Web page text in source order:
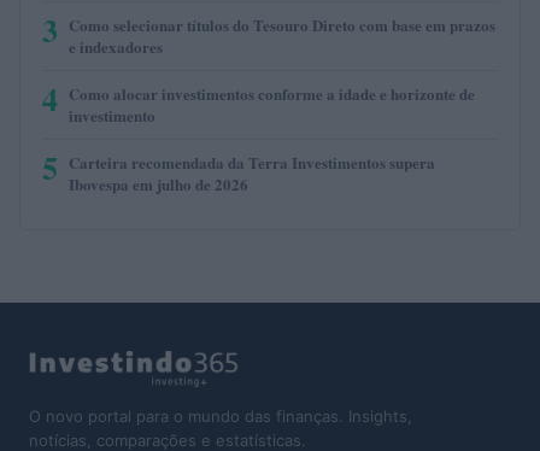
3 Como selecionar títulos do Tesouro Direto com base em prazos
e indexadores
4 Como alocar investimentos conforme a idade e horizonte de
investimento
5 Carteira recomendada da Terra Investimentos supera
Ibovespa em julho de 2026
O novo portal para o mundo das finanças. Insights,
notícias, comparações e estatísticas.